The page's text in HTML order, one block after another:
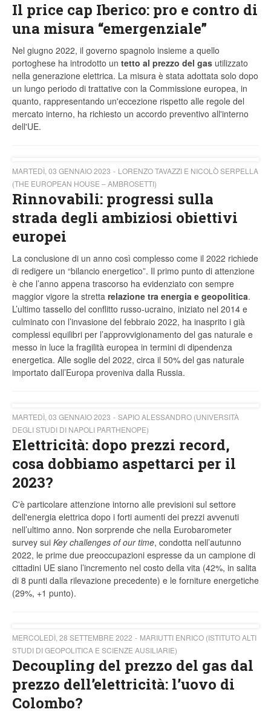
Il price cap Iberico: pro e contro di
una misura “emergenziale”
Nel giugno 2022, il governo spagnolo insieme a quello
portoghese ha introdotto un tetto al prezzo del gas utilizzato
nella generazione elettrica. La misura è stata adottata solo dopo
un lungo periodo di trattative con la Commissione europea, in
quanto, rappresentando un'eccezione rispetto alle regole del
mercato interno, ha richiesto un accordo preventivo all'interno
dell'UE.
MARTEDÌ, 03 GENNAIO 2023
LORENZO TAVAZZI E NICOLÒ SERPELLA
(THE EUROPEAN HOUSE – AMBROSETTI)
Rinnovabili: progressi sulla
strada degli ambiziosi obiettivi
europei
La conclusione di un anno così complesso come il 2022 richiede
di redigere un “bilancio energetico”. Il primo punto di attenzione
è che l’anno appena trascorso ha evidenziato con sempre
maggior vigore la stretta relazione tra energia e geopolitica.
L’ultimo tassello del conflitto russo-ucraino, iniziato nel 2014 e
culminato con l’invasione del febbraio 2022, ha inasprito i già
complessi equilibri per l’approvvigionamento del gas naturale e
messo in luce la fragilità europea in termini di dipendenza
energetica. Alle soglie del 2022, circa il 50% del gas naturale
importato dall’Europa proveniva dalla Russia.
MARTEDÌ, 03 GENNAIO 2023
SAPIO ALESSANDRO (UNIVERSITÀ
DEGLI STUDI DI NAPOLI PARTHENOPE)
Elettricità: dopo prezzi record,
cosa dobbiamo aspettarci per il
2023?
C'è particolare attenzione intorno alle previsioni sul settore
dell'energia elettrica dopo i forti aumenti dei prezzi avvenuti
nell’ultimo anno. Non sorprende che nella Eurobarometer
survey sui Key challenges of our time, condotta nell’autunno
2022, le prime due preoccupazioni espresse da un campione di
cittadini UE siano l’incremento nel costo della vita (42%, in salita
di 8 punti dalla rilevazione precedente) e le forniture energetiche
(29%, +1 punto).
MERCOLEDÌ, 28 SETTEMBRE 2022
MARIUTTI ENRICO (ISTITUTO ALTI
STUDI DI GEOPOLITICA E SCIENZE AUSILIARIE)
Decoupling del prezzo del gas dal
prezzo dell’elettricità: l’uovo di
Colombo?